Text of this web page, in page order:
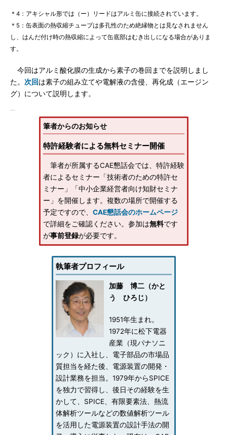
＊4：アキシャル形では（ー）リードはアルミ缶に接続されています。
＊5：缶表面の熱収縮チューブは多孔性のため絶縁物とは見なされません
し、はんだ付け時の熱収縮によって缶底部はむき出しになる場合がありま
す。
今回はアルミ酸化膜の生成から素子の巻回までを説明しまし
た。 次回は素子の組み立てや電解液の含侵、再化成（エージン
グ）について説明します。
筆者からのお知らせ
特許経験者による無料セミナー開催
筆者が所属するCAE懇話会では、特許経験
者によるセミナー「技術者のための特許セ
ミナー」「中小企業経営者向け知財セミナ
ー」を開催します。複数の場所で開催する
予定ですので、 CAE懇話会のホームページ
で詳細をご確認ください。参加は無料です
が事前登録が必要です。
執筆者プロフィール
加藤 博二（かと
う ひろじ）
1951年生まれ。
1972年に松下電器
産業（現パナソニ
ック）に入社し、電子部品の市場品
質担当を経た後、電源装置の開発・
設計業務を担当。1979年からSPICE
を独力で習得し、後日その経験を生
かして、SPICE、有限要素法、熱流
体解析ツールなどの数値解析ツール
を活用した電源装置の設計手法の開